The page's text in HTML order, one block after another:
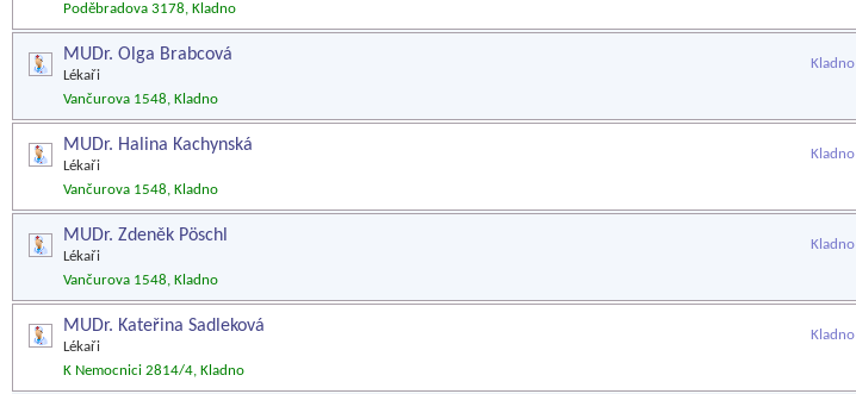
Poděbradova 3178, Kladno
MUDr. Olga Brabcová
Lékaři
Kladno
Vančurova 1548, Kladno
MUDr. Halina Kachynská
Lékaři
Kladno
Vančurova 1548, Kladno
MUDr. Zdeněk Pöschl
Lékaři
Kladno
Vančurova 1548, Kladno
MUDr. Kateřina Sadleková
Lékaři
Kladno
K Nemocnici 2814/4, Kladno